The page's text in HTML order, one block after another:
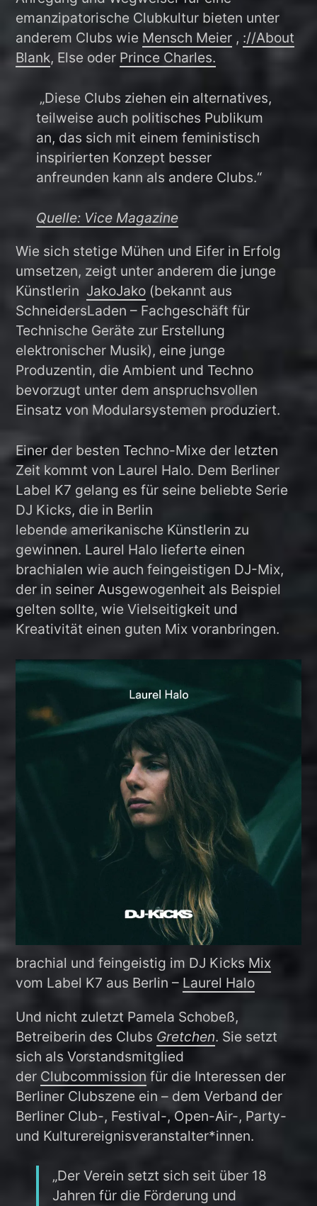
emanzipatorische Clubkultur bieten unter
anderem Clubs wie Mensch Meier , ://About
Blank, Else oder Prince Charles.
„Diese Clubs ziehen ein alternatives,
teilweise auch politisches Publikum
an, das sich mit einem feministisch
inspirierten Konzept besser
anfreunden kann als andere Clubs.“
Quelle: Vice Magazine
Wie sich stetige Mühen und Eifer in Erfolg
umsetzen, zeigt unter anderem die junge
Künstlerin JakoJako (bekannt aus
SchneidersLaden – Fachgeschäft für
Technische Geräte zur Erstellung
elektronischer Musik), eine junge
Produzentin, die Ambient und Techno
bevorzugt unter dem anspruchsvollen
Einsatz von Modularsystemen produziert.
Einer der besten Techno-Mixe der letzten
Zeit kommt von Laurel Halo. Dem Berliner
Label K7 gelang es für seine beliebte Serie
DJ Kicks, die in Berlin
lebende amerikanische Künstlerin zu
gewinnen. Laurel Halo lieferte einen
brachialen wie auch feingeistigen DJ-Mix,
der in seiner Ausgewogenheit als Beispiel
gelten sollte, wie Vielseitigkeit und
Kreativität einen guten Mix voranbringen.
brachial und feingeistig im DJ Kicks Mix
vom Label K7 aus Berlin – Laurel Halo
Und nicht zuletzt Pamela Schobeß,
Betreiberin des Clubs Gretchen. Sie setzt
sich als Vorstandsmitglied
der Clubcommission für die Interessen der
Berliner Clubszene ein – dem Verband der
Berliner Club-, Festival-, Open-Air-, Party-
und Kulturereignisveranstalter*innen.
„Der Verein setzt sich seit über 18
Jahren für die Förderung und